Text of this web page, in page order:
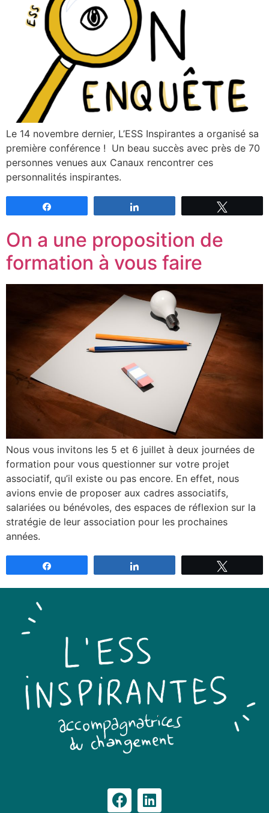
Le 14 novembre dernier, L’ESS Inspirantes a organisé sa
première conférence ! Un beau succès avec près de 70
personnes venues aux Canaux rencontrer ces
personnalités inspirantes.
On a une proposition de
formation à vous faire
Nous vous invitons les 5 et 6 juillet à deux journées de
formation pour vous questionner sur votre projet
associatif, qu’il existe ou pas encore. En effet, nous
avions envie de proposer aux cadres associatifs,
salariées ou bénévoles, des espaces de réflexion sur la
stratégie de leur association pour les prochaines
années.